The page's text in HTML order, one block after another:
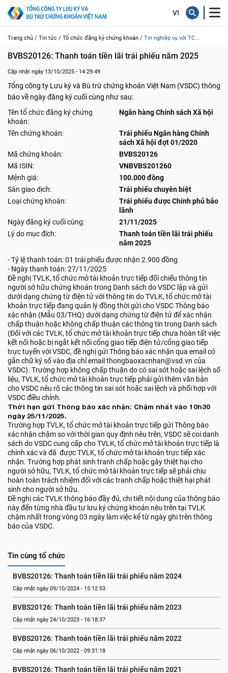
Trang chủ / Tin tức / Tổ chức đăng ký chứng khoán / Tin nghiệp vụ với TC...
BVBS20126: Thanh toán tiền lãi trái phiếu năm 2025
Cập nhật ngày 13/10/2025 - 14:29:49
Tổng công ty Lưu ký và Bù trừ chứng khoán Việt Nam (VSDC) thông
báo về ngày đăng ký cuối cùng như sau:
Tên tổ chức đăng ký chứng
khoán:
Ngân hàng Chính sách Xã hội
Tên chứng khoán:
Trái phiếu Ngân hàng Chính
sách Xã hội đợt 01/2020
Mã chứng khoán:
BVBS20126
Mã ISIN:
VNBVBS201260
Mệnh giá:
100.000 đồng
Sàn giao dịch:
Trái phiếu chuyên biệt
Loại chứng khoán:
Trái phiếu được Chính phủ bảo
lãnh
Ngày đăng ký cuối cùng:
21/11/2025
Lý do mục đích:
Thanh toán tiền lãi trái phiếu
năm 2025
- Tỷ lệ thanh toán: 01 trái phiếu được nhận 2.900 đồng
- Ngày thanh toán: 27/11/2025
Đề nghị TVLK, tổ chức mở tài khoản trực tiếp đối chiếu thông tin
người sở hữu chứng khoán trong Danh sách do VSDC lập và gửi
dưới dạng chứng từ điện tử với thông tin do TVLK, tổ chức mở tài
khoản trực tiếp đang quản lý đồng thời gửi cho VSDC Thông báo
xác nhận (Mẫu 03/THQ) dưới dạng chứng từ điện tử để xác nhận
chấp thuận hoặc không chấp thuận các thông tin trong Danh sách
(Đối với các TVLK, tổ chức mở tài khoản trực tiếp chưa hoàn tất việc
kết nối hoặc bị ngắt kết nối cổng giao tiếp điện tử/cổng giao tiếp
trực tuyến với VSDC, đề nghị gửi Thông báo xác nhận qua email có
gắn chữ ký số vào địa chỉ email thongbaoxacnhan@vsd.vn của
VSDC). Trường hợp không chấp thuận do có sai sót hoặc sai lệch số
liệu, TVLK, tổ chức mở tài khoản trực tiếp phải gửi thêm văn bản
cho VSDC nêu rõ các thông tin sai sót hoặc sai lệch và phối hợp với
VSDC điều chỉnh.
Thời hạn gửi Thông báo xác nhận: Chậm nhất vào 10h30
ngày 25/11/2025.
Trường hợp TVLK, tổ chức mở tài khoản trực tiếp gửi Thông báo
xác nhận chậm so với thời gian quy định nêu trên, VSDC sẽ coi danh
sách do VSDC cung cấp cho TVLK, tổ chức mở tài khoản trực tiếp là
chính xác và đã được TVLK, tổ chức mở tài khoản trực tiếp xác
nhận. Trường hợp phát sinh tranh chấp hoặc gây thiệt hại cho
người sở hữu, TVLK, tổ chức mở tài khoản trực tiếp sẽ phải chịu
hoàn toàn trách nhiệm đối với các tranh chấp hoặc thiệt hại phát
sinh cho người sở hữu.
Đề nghị các TVLK thông báo đầy đủ, chi tiết nội dung của thông báo
này đến từng nhà đầu tư lưu ký chứng khoán nêu trên tại TVLK
chậm nhất trong vòng 03 ngày làm việc kể từ ngày ghi trên thông
báo của VSDC.
Tin cùng tổ chức
BVBS20126: Thanh toán tiền lãi trái phiếu năm 2024
Cập nhật ngày 09/10/2024 - 15:12:53
BVBS20126: Thanh toán tiền lãi trái phiếu năm 2023
Cập nhật ngày 24/10/2023 - 16:18:37
BVBS20126: Thanh toán tiền lãi trái phiếu năm 2022
Cập nhật ngày 06/10/2022 - 09:31:18
BVBS20126: Thanh toán tiền lãi trái phiếu năm 2021